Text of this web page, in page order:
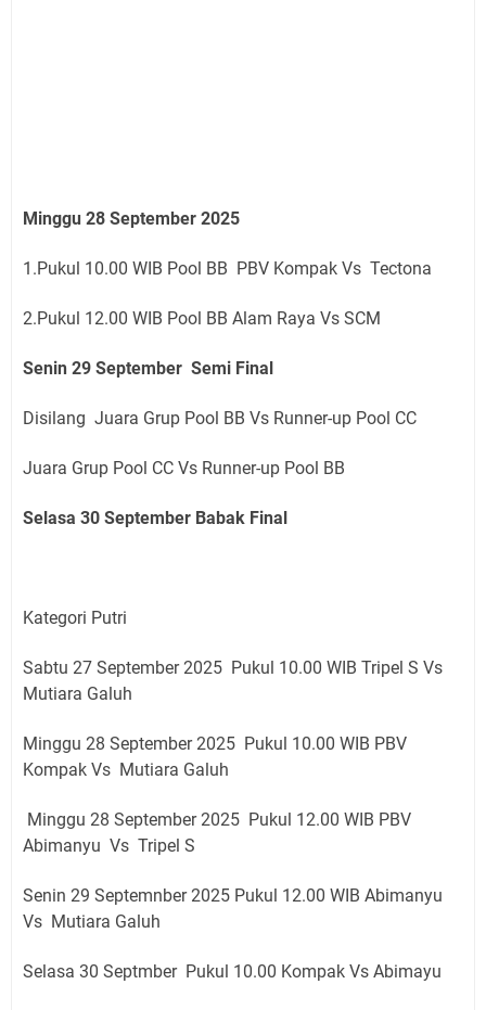
Minggu 28 September 2025
1.Pukul 10.00 WIB Pool BB PBV Kompak Vs Tectona
2.Pukul 12.00 WIB Pool BB Alam Raya Vs SCM
Senin 29 September Semi Final
Disilang Juara Grup Pool BB Vs Runner-up Pool CC
Juara Grup Pool CC Vs Runner-up Pool BB
Selasa 30 September Babak Final
Kategori Putri
Sabtu 27 September 2025 Pukul 10.00 WIB Tripel S Vs
Mutiara Galuh
Minggu 28 September 2025 Pukul 10.00 WIB PBV
Kompak Vs Mutiara Galuh
Minggu 28 September 2025 Pukul 12.00 WIB PBV
Abimanyu Vs Tripel S
Senin 29 Septemnber 2025 Pukul 12.00 WIB Abimanyu
Vs Mutiara Galuh
Selasa 30 Septmber Pukul 10.00 Kompak Vs Abimayu